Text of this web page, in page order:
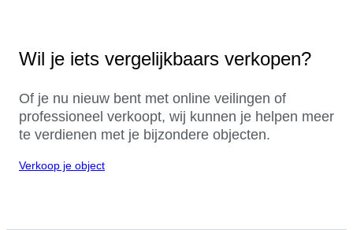
Wil je iets vergelijkbaars verkopen?
Of je nu nieuw bent met online veilingen of
professioneel verkoopt, wij kunnen je helpen meer
te verdienen met je bijzondere objecten.
Verkoop je object